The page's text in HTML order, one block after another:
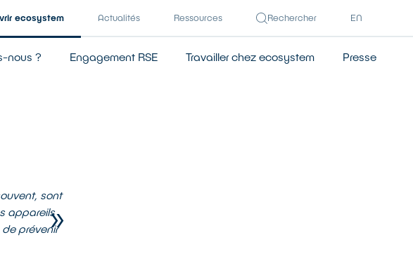
ecosystem Actualités Ressources Rechercher EN
nous ?
mission
Engagement RSE Travailler chez ecosystem Presse
sont
appareils
prévenir